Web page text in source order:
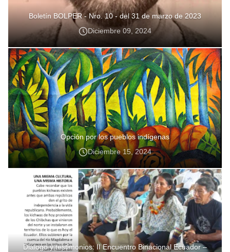
Boletín BOLPER - Nro. 10 - del 31 de marzo de 2023
Diciembre 09, 2024
Opción por los pueblos indígenas
Diciembre 15, 2024
Diálogo y testimonios: II Encuentro Binacional Ecuador –